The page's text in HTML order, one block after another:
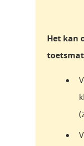
Het kan